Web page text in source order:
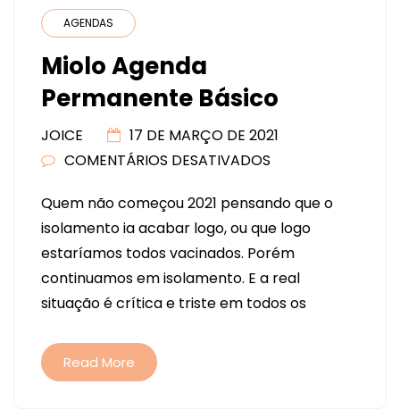
AGENDAS
Miolo Agenda
Permanente Básico
JOICE
17 DE MARÇO DE 2021
COMENTÁRIOS DESATIVADOS
AGENDA
PERMANENTE
BÁSICO
Quem não começou 2021 pensando que o
isolamento ia acabar logo, ou que logo
estaríamos todos vacinados. Porém
continuamos em isolamento. E a real
situação é crítica e triste em todos os
Read More